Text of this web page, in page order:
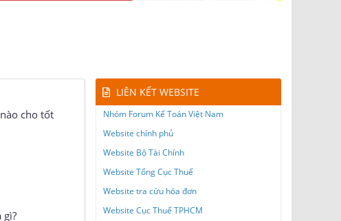
cho tốt
LIÊN KẾT WEBSITE
Nhóm Forum Kế Toán Việt Nam
Website chính phủ
Website Bộ Tài Chính
Website Tổng Cục Thuế
Website tra cứu hóa đơn
Website Cục Thuế TPHCM